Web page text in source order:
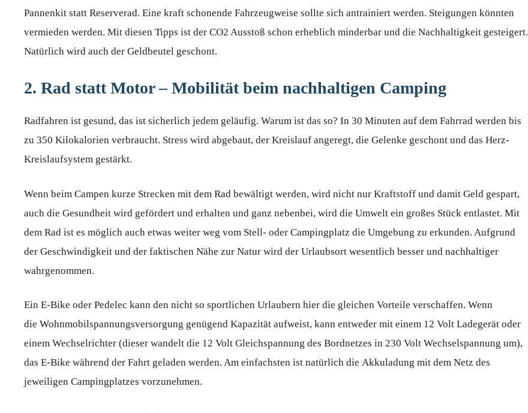
Pannenkit statt Reserverad. Eine kraft schonende Fahrzeugweise sollte sich antrainiert werden. Steigungen könnten
vermieden werden. Mit diesen Tipps ist der CO2 Ausstoß schon erheblich minderbar und die Nachhaltigkeit gesteigert.
Natürlich wird auch der Geldbeutel geschont.
2. Rad statt Motor – Mobilität beim nachhaltigen Camping
Radfahren ist gesund, das ist sicherlich jedem geläufig. Warum ist das so? In 30 Minuten auf dem Fahrrad werden bis
zu 350 Kilokalorien verbraucht. Stress wird abgebaut, der Kreislauf angeregt, die Gelenke geschont und das Herz-
Kreislaufsystem gestärkt.
Wenn beim Campen kurze Strecken mit dem Rad bewältigt werden, wird nicht nur Kraftstoff und damit Geld gespart,
auch die Gesundheit wird gefördert und erhalten und ganz nebenbei, wird die Umwelt ein großes Stück entlastet. Mit
dem Rad ist es möglich auch etwas weiter weg vom Stell- oder Campingplatz die Umgebung zu erkunden. Aufgrund
der Geschwindigkeit und der faktischen Nähe zur Natur wird der Urlaubsort wesentlich besser und nachhaltiger
wahrgenommen.
Ein E-Bike oder Pedelec kann den nicht so sportlichen Urlaubern hier die gleichen Vorteile verschaffen. Wenn
die Wohnmobilspannungsversorgung genügend Kapazität aufweist, kann entweder mit einem 12 Volt Ladegerät oder
einem Wechselrichter (dieser wandelt die 12 Volt Gleichspannung des Bordnetzes in 230 Volt Wechselspannung um),
das E-Bike während der Fahrt geladen werden. Am einfachsten ist natürlich die Akkuladung mit dem Netz des
jeweiligen Campingplatzes vorzunehmen.